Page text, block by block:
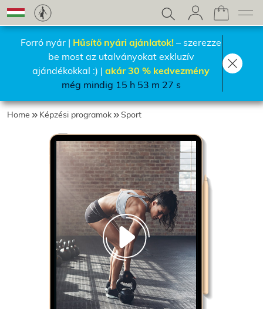
Forró nyár | Hűsítő nyári ajánlatok! – szerezze
be most az utalványokat exkluzív
ajándékokkal :) |akár 30 % kedvezmény
még mindig 15 h 53 m 24 s
Home Képzési programok Sport